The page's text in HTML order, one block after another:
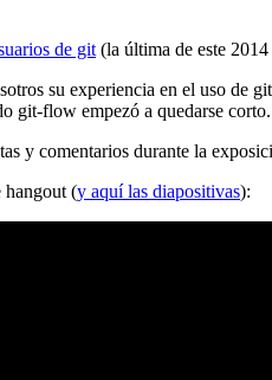
de git (la última de este 2014
su experiencia en el uso de
git-flow empezó a quedarse corto.
y comentarios durante la
hangout (y aquí las diapositivas):